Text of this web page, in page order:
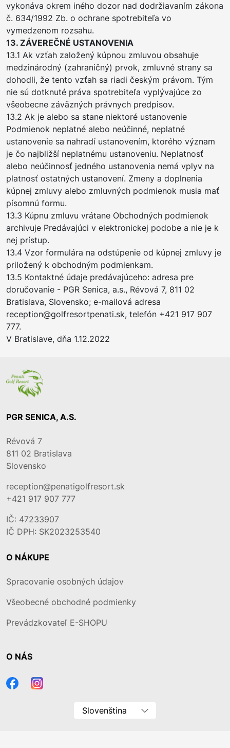
vykonáva okrem iného dozor nad dodržiavaním zákona
č. 634/1992 Zb. o ochrane spotrebiteľa vo
vymedzenom rozsahu.
13. ZÁVEREČNÉ USTANOVENIA
13.1 Ak vzťah založený kúpnou zmluvou obsahuje
medzinárodný (zahraničný) prvok, zmluvné strany sa
dohodli, že tento vzťah sa riadi českým právom. Tým
nie sú dotknuté práva spotrebiteľa vyplývajúce zo
všeobecne záväzných právnych predpisov.
13.2 Ak je alebo sa stane niektoré ustanovenie
Podmienok neplatné alebo neúčinné, neplatné
ustanovenie sa nahradí ustanovením, ktorého význam
je čo najbližší neplatnému ustanoveniu. Neplatnosť
alebo neúčinnosť jedného ustanovenia nemá vplyv na
platnosť ostatných ustanovení. Zmeny a doplnenia
kúpnej zmluvy alebo zmluvných podmienok musia mať
písomnú formu.
13.3 Kúpnu zmluvu vrátane Obchodných podmienok
archivuje Predávajúci v elektronickej podobe a nie je k
nej prístup.
13.4 Vzor formulára na odstúpenie od kúpnej zmluvy je
priložený k obchodným podmienkam.
13.5 Kontaktné údaje predávajúceho: adresa pre
doručovanie - PGR Senica, a.s., Révová 7, 811 02
Bratislava, Slovensko; e-mailová adresa
reception@golfresortpenati.sk, telefón +421 917 907
777.
V Bratislave, dňa 1.12.2022
PGR SENICA, A.S.
Révová 7
811 02 Bratislava
Slovensko
reception@penatigolfresort.sk
+421 917 907 777
IČ: 47233907
IČ DPH: SK2023253540
O NÁKUPE
Spracovanie osobných údajov
Všeobecné obchodné podmienky
Prevádzkovateľ E-SHOPU
O NÁS